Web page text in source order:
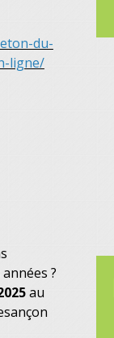
du-
ligne/
?
au